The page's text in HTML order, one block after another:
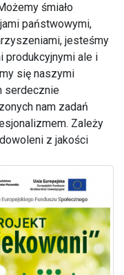
śmiało
państwowymi,
jesteśmy
produkcyjnymi ale i
się naszymi
serdecznie
nam zadań
Zależy
z jakości